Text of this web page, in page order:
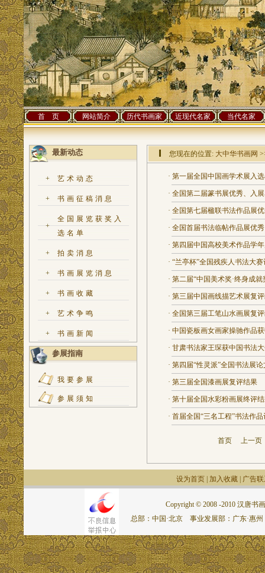
首 页 网站简介 历代书画家 近现代名家 当代名家
最新动态
+ 艺术动态
+ 书画征稿消息
+
全国展览获奖入
选名单
+ 拍卖消息
+ 书画展览消息
+ 书画收藏
+ 艺术争鸣
+ 书画新闻
参展指南
我要参展
参展须知
您现在的位置: 大中华书画网
· 第一届全国中国画学术展入
· 全国第二届篆书展优秀、入
· 全国第七届楹联书法作品展
· 全国首届书法临帖作品展优
· 第四届中国高校美术作品学
· “兰亭杯”全国残疾人书法大
· 第二届“中国美术奖·终身成就
· 第三届中国画线描艺术展复
· 全国第三届工笔山水画展复
· 中国瓷板画女画家操驰作品
· 甘肃书法家王琛获中国书法大
· 第四届“性灵派”全国书法展
· 第三届全国漆画展复评结果
· 第十届全国水彩粉画展终评
· 首届全国“三名工程”书法作
首页 上一
设为首页 加入收藏 广告
Copyright © 2008 -2010 汉唐书
总部：中国·北京 事业发展部：广东·惠